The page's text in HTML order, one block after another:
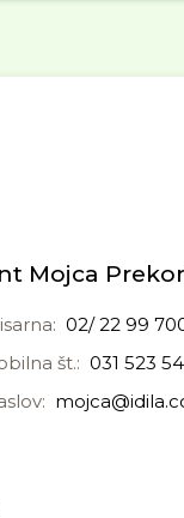
Mojca
02/ 22 99
št.: 031 523